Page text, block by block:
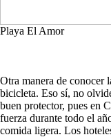
Playa El Amor
Otra manera de conocer
bicicleta. Eso sí, no
buen protector, pues en
fuerza durante todo el
comida ligera. Los